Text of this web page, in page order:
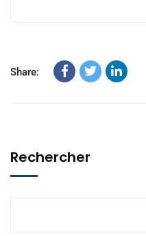
Share:
Rechercher